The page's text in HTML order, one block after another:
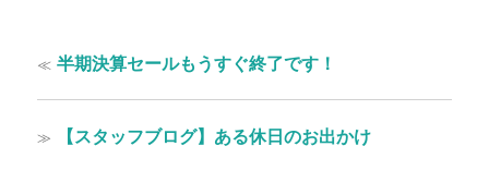
稿
ナ
ビ
≪ 過
の
投
稿:
半期決算セールもうすぐ終了です！
≫
次【スタッフブログ】ある休日のお出かけ